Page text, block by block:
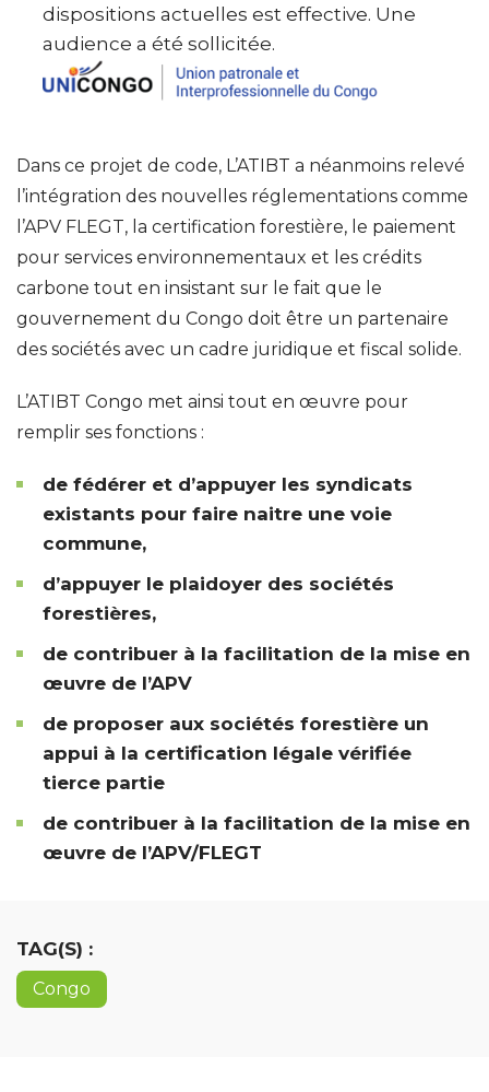
dispositions actuelles est effective. Une
audience a été sollicitée.
Dans ce projet de code, L’ATIBT a néanmoins relevé
l’intégration des nouvelles réglementations comme
l’APV FLEGT, la certification forestière, le paiement
pour services environnementaux et les crédits
carbone tout en insistant sur le fait que le
gouvernement du Congo doit être un partenaire
des sociétés avec un cadre juridique et fiscal solide.
L’ATIBT Congo met ainsi tout en œuvre pour
remplir ses fonctions :
de fédérer et d’appuyer les syndicats
existants pour faire naitre une voie
commune,
d’appuyer le plaidoyer des sociétés
forestières,
de contribuer à la facilitation de la mise en
œuvre de l’APV
de proposer aux sociétés forestière un
appui à la certification légale vérifiée
tierce partie
de contribuer à la facilitation de la mise en
œuvre de l’APV/FLEGT
TAG(S) :
Congo